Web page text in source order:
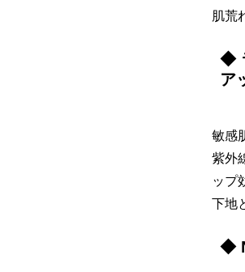
肌荒
◆
ア
敏感
紫外
ップ
下地
◆